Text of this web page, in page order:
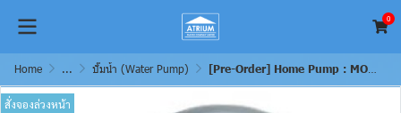
0
Home ... ปั๊มน้ำ (Water Pump) [Pre-Order] Home Pump : MODEL CMB3-46 PT
สั่งจองล่วงหน้า